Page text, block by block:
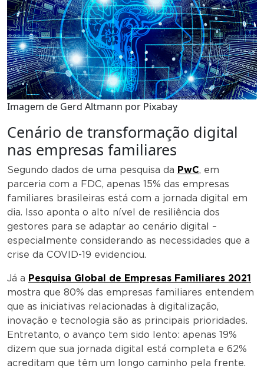
Imagem de Gerd Altmann por Pixabay
Cenário de transformação digital
nas empresas familiares
Segundo dados de uma pesquisa da PwC, em
parceria com a FDC, apenas 15% das empresas
familiares brasileiras está com a jornada digital em
dia. Isso aponta o alto nível de resiliência dos
gestores para se adaptar ao cenário digital –
especialmente considerando as necessidades que a
crise da COVID-19 evidenciou.
Já a Pesquisa Global de Empresas Familiares 2021
mostra que 80% das empresas familiares entendem
que as iniciativas relacionadas à digitalização,
inovação e tecnologia são as principais prioridades.
Entretanto, o avanço tem sido lento: apenas 19%
dizem que sua jornada digital está completa e 62%
acreditam que têm um longo caminho pela frente.